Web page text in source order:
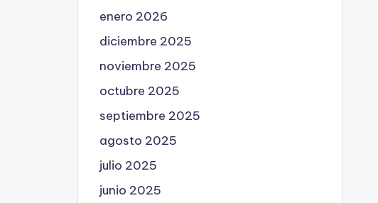
enero 2026
diciembre 2025
noviembre 2025
octubre 2025
septiembre 2025
agosto 2025
julio 2025
junio 2025